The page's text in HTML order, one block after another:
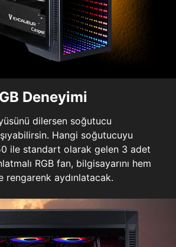
Deneyimi
dilersen soğutucu
Hangi soğutucuyu
ile standart olarak gelen 3 adet
RGB fan, bilgisayarını hem
rengarenk aydınlatacak.